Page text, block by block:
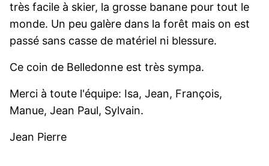
très facile à skier, la grosse banane pour tout le
monde. Un peu galère dans la forêt mais on est
passé sans casse de matériel ni blessure.
Ce coin de Belledonne est très sympa.
Merci à toute l'équipe: Isa, Jean, François,
Manue, Jean Paul, Sylvain.
Jean Pierre